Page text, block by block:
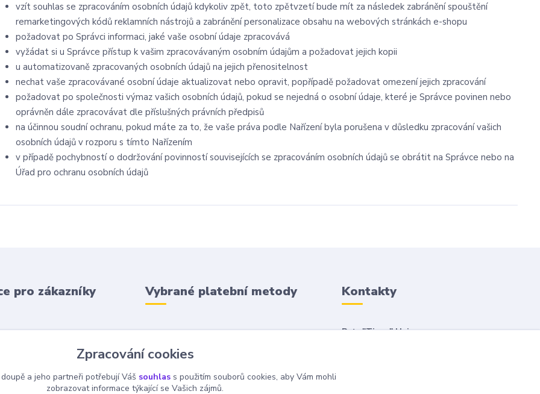
vzít souhlas se zpracováním osobních údajů kdykoliv zpět, toto zpětvzetí bude mít za následek zabránění spouštění
remarketingových kódů reklamních nástrojů a zabránění personalizace obsahu na webových stránkách e-shopu
požadovat po Správci informaci, jaké vaše osobní údaje zpracovává
vyžádat si u Správce přístup k vašim zpracovávaným osobním údajům a požadovat jejich kopii
u automatizovaně zpracovaných osobních údajů na jejich přenositelnost
nechat vaše zpracovávané osobní údaje aktualizovat nebo opravit, popřípadě požadovat omezení jejich zpracování
požadovat po společnosti výmaz vašich osobních údajů, pokud se nejedná o osobní údaje, které je Správce povinen nebo
oprávněn dále zpracovávat dle příslušných právních předpisů
na účinnou soudní ochranu, pokud máte za to, že vaše práva podle Nařízení byla porušena v důsledku zpracování vašich
osobních údajů v rozporu s tímto Nařízením
v případě pochybností o dodržování povinností souvisejících se zpracováním osobních údajů se obrátit na Správce nebo na
Úřad pro ochranu osobních údajů
pro zákazníky Vybrané platební metody Kontakty
Petr "Tivan" Hejna
Zpracování cookies
a jeho partneři potřebují Váš souhlas s použitím souborů cookies, aby Vám mohli
zobrazovat informace týkající se Vašich zájmů.